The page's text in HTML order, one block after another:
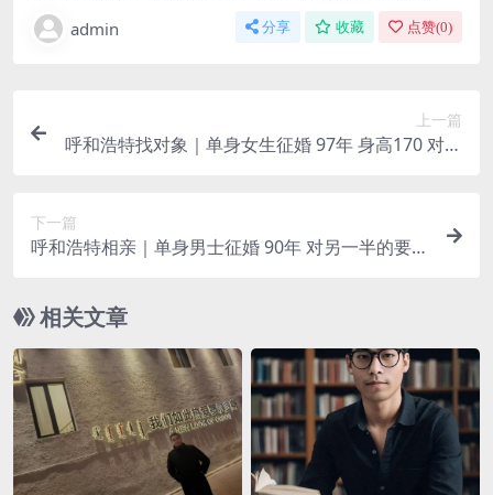
admin 分享 收藏 点赞(0)
上一篇
呼和浩特找对象｜单身女生征婚 97年 身高170 对另
下一篇
呼和浩特相亲｜单身男士征婚 90年 对另一半的要
相关文章